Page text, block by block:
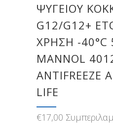
ΨΥΓΕΙΟΥ
G12/G12+
ΧΡΗΣΗ -40°C
MANNOL
ANTIFREEZE
LIFE
€17,00